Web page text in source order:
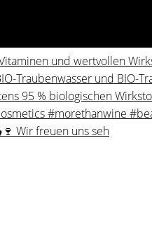
Wir freuen uns seh